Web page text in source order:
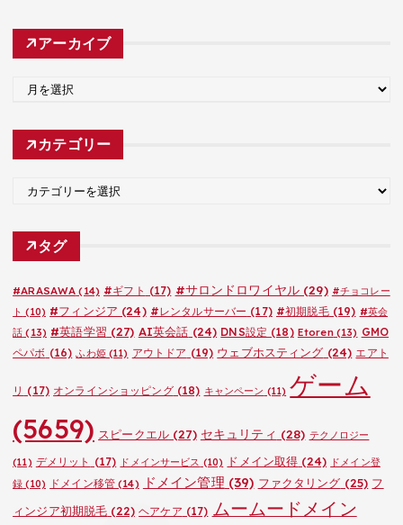
アーカイブ
カ
カテゴリー
ゴ
タグ
#ARASAWA (14) #ギフト (17) #サロンドロワイヤル(29) #チョコレー
ト (10) #フィンジア (24) #レンタルサーバー (17) #初期脱毛(19) #英会
話 (13) #英語学習 (27) AI英会話 (24) DNS設定 (18) Etoren(13) GMO
ペパボ (16) ふわ姫(11) アウトドア (19) ウェブホスティング (24) エアト
リ (17) オンラインショッピング(18) キャンペーン (11) ゲーム
(5659) スピークエル(27) セキュリティ (28) テクノロジー
(11) デメリット (17) ドメインサービス (10) ドメイン取得 (24) ドメイン登
録 (10) ドメイン移管(14) ドメイン管理 (39) ファクタリング (25) フ
ィンジア初期脱毛 (22) ヘアケア (17) ムームードメイン